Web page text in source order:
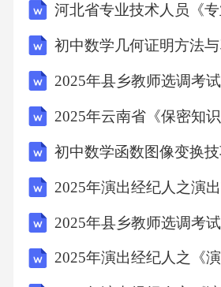
染”对人体的危害，又通过“除
过度的人造光会影响动物觅食
可导致某类生物在地球上永久
迹，故文段主要体现了“光污染
严重，后文应论述如何治理“光
“具体实现途径”体现了具体对
策，衔接得当，当选。
初中数学几何证明方法